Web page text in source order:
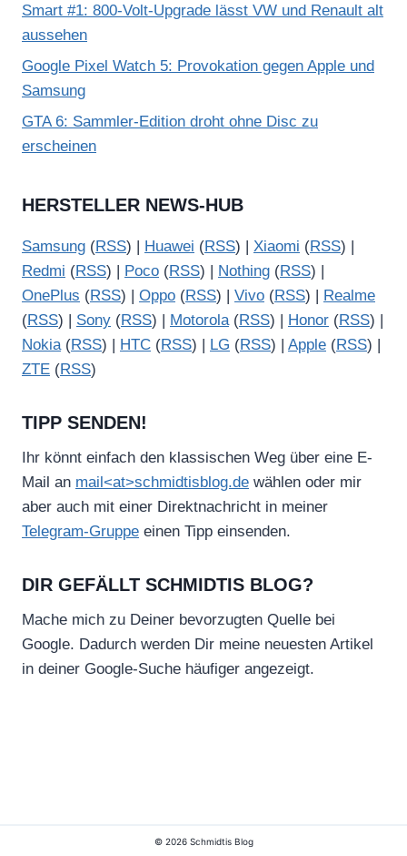
v
n
o
u
e
a
n
z
e
n
Smart #1: 800-Volt-Upgrade lässt VW und Renault alt
aussehen
Google Pixel Watch 5: Provokation gegen Apple und
Samsung
GTA 6: Sammler-Edition droht ohne Disc zu
erscheinen
HERSTELLER NEWS-HUB
Samsung (RSS) | Huawei (RSS) | Xiaomi (RSS) |
Redmi (RSS) | Poco (RSS) | Nothing (RSS) |
OnePlus (RSS) | Oppo (RSS) | Vivo (RSS) |
Realme
(RSS) | Sony (RSS) | Motorola(RSS) | Honor (RSS) |
Nokia(RSS) | HTC (RSS) | LG (RSS) | Apple (RSS) |
ZTE (RSS)
TIPP SENDEN!
Ihr könnt einfach den klassischen Weg über eine E-
Mail an mail<at>schmidtisblog.de wählen oder mir
aber auch mit einer Direktnachricht in meiner
Telegram-Gruppe einen Tipp einsenden.
DIR GEFÄLLT SCHMIDTIS BLOG?
Mache mich zu Deiner bevorzugten Quelle bei
Google. Dadurch werden Dir meine neuesten Artikel
in deiner Google-Suche häufiger angezeigt.
© 2026 Schmidtis Blog